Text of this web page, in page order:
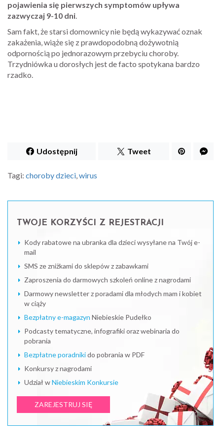
pojawienia się pierwszych symptomów upływa
zazwyczaj 9-10 dni.
Sam fakt, że starsi domownicy nie będą wykazywać oznak
zakażenia, wiąże się z prawdopodobną dożywotnią
odpornością po jednorazowym przebyciu choroby.
Trzydniówka u dorosłych jest de facto spotykana bardzo
rzadko.
Udostępnij Tweet
Tagi: choroby dzieci,wirus
TWOJE KORZYŚCI Z REJESTRACJI
Kody rabatowe na ubranka dla dzieci wysyłane na Twój e-
mail
SMS ze zniżkami do sklepów z zabawkami
Zaproszenia do darmowych szkoleń online z nagrodami
Darmowy newsletter z poradami dla młodych mam i kobiet
w ciąży
Bezpłatny e-magazyn Niebieskie Pudełko
Podcasty tematyczne, infografiki oraz webinaria do
pobrania
Bezpłatne poradnikido pobrania w PDF
Konkursy z nagrodami
Udział wNiebieskim Konkursie
ZAREJESTRUJ SIĘ